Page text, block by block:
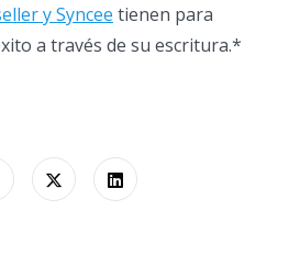
y Syncee tienen para
a través de su escritura.*